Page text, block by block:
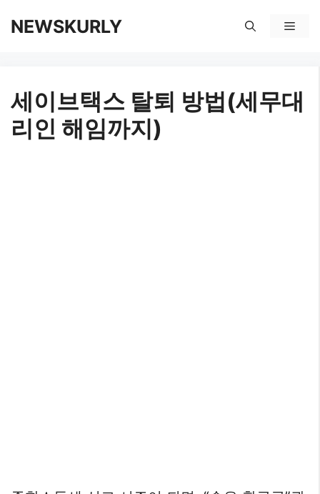
로
건
NEWSKURLY
메
세이브택스 탈퇴 방법(세무대
리인 해임까지)